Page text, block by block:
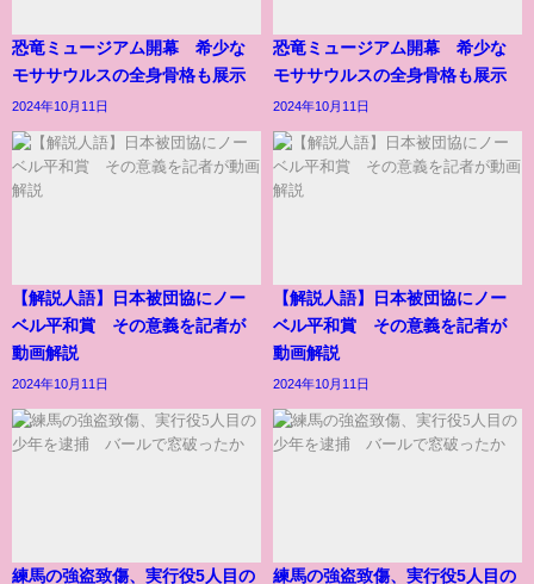
恐竜ミュージアム開幕 希少な
モササウルスの全身骨格も展示
2024年10月11日
恐竜ミュージアム開幕 希少な
モササウルスの全身骨格も展示
2024年10月11日
【解説人語】日本被団協にノー
ベル平和賞 その意義を記者が
動画解説
2024年10月11日
【解説人語】日本被団協にノー
ベル平和賞 その意義を記者が
動画解説
2024年10月11日
練馬の強盗致傷、実行役5人目の 練馬の強盗致傷、実行役5人目の